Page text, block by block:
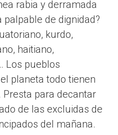
rabia y derramada
de dignidad?
kurdo,
haitiano,
Los pueblos
planeta todo tienen
Presta para decantar
de las excluidas de
del mañana.